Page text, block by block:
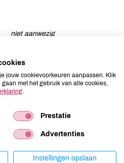
niet aanwezig
niet aanwezig
aanwezig
niet aanwezig
niet aanwezig
niet aanwezig
niet aanwezig
niet aanwezig
jouw cookievoorkeuren aanpassen. Klik
met het gebruik van alle cookies,
Prestatie
Advertenties
Instellingen opslaan